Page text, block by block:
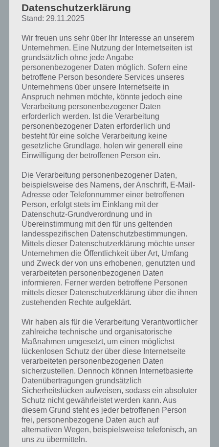
Relikte finden
Wie in Akt 1 musst du auch in Akt 2 90 Relikte finden, um alle fünf
Preise der alten Ruine freizuschalten.
Die Spitzhacken bei den alten Ruinen
sinnvoll einsetzen
Dazu haben wir einen Trick, wie du die Spitzhacken optimal einsetzt!
Übersicht über die Preise in Akt 2
Dieses mal gibt es in Die Simpsons Springfield beim Treehouse of
Horror lediglich sechs Preise.
Datenschutzerklärung
Stand: 29.11.2025
Wir freuen uns sehr über Ihr Interesse an unserem
Unternehmen. Eine Nutzung der Internetseiten ist
grundsätzlich ohne jede Angabe
personenbezogener Daten möglich. Sofern eine
betroffene Person besondere Services unseres
Unternehmens über unsere Internetseite in
Anspruch nehmen möchte, könnte jedoch eine
Verarbeitung personenbezogener Daten
erforderlich werden. Ist die Verarbeitung
personenbezogener Daten erforderlich und
besteht für eine solche Verarbeitung keine
gesetzliche Grundlage, holen wir generell eine
Einwilligung der betroffenen Person ein.
Die Verarbeitung personenbezogener Daten,
beispielsweise des Namens, der Anschrift, E-Mail-
Adresse oder Telefonnummer einer betroffenen
Person, erfolgt stets im Einklang mit der
Datenschutz-Grundverordnung und in
Übereinstimmung mit den für uns geltenden
landesspezifischen Datenschutzbestimmungen.
Mittels dieser Datenschutzerklärung möchte unser
Unternehmen die Öffentlichkeit über Art, Umfang
und Zweck der von uns erhobenen, genutzten und
verarbeiteten personenbezogenen Daten
informieren. Ferner werden betroffene Personen
mittels dieser Datenschutzerklärung über die ihnen
zustehenden Rechte aufgeklärt.
Wir haben als für die Verarbeitung Verantwortlicher
zahlreiche technische und organisatorische
Maßnahmen umgesetzt, um einen möglichst
lückenlosen Schutz der über diese Internetseite
verarbeiteten personenbezogenen Daten
sicherzustellen. Dennoch können Internetbasierte
Datenübertragungen grundsätzlich
Sicherheitslücken aufweisen, sodass ein absoluter
Schutz nicht gewährleistet werden kann. Aus
diesem Grund steht es jeder betroffenen Person
frei, personenbezogene Daten auch auf
alternativen Wegen, beispielsweise telefonisch, an
uns zu übermitteln.